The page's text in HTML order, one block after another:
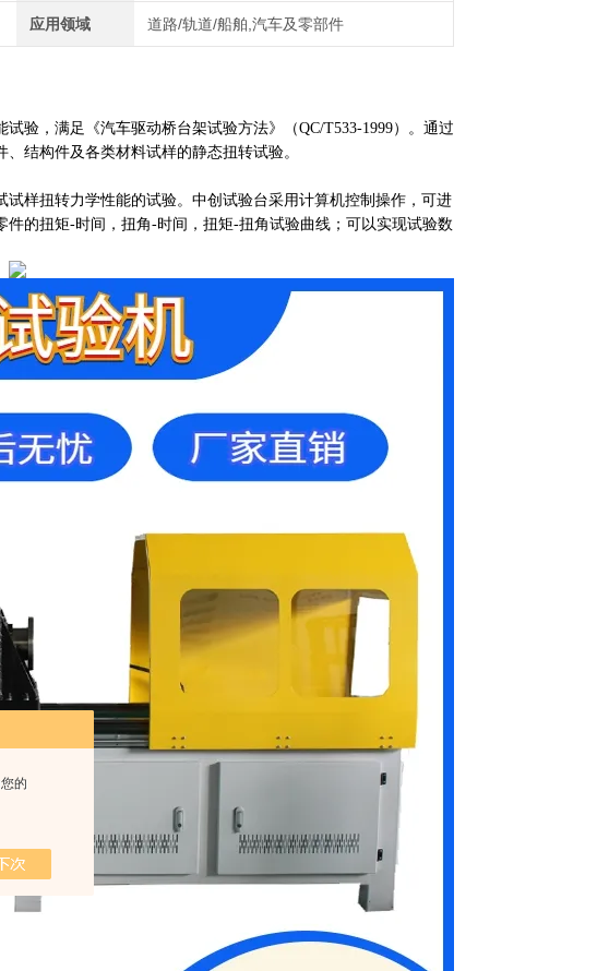
的
应用领域 道路/轨道/船舶,汽车及零部件
验，满足《汽车驱动桥台架试验方法》（QC/T533-1999）。通过
结构件及各类材料试样的静态扭转试验。
样扭转力学性能的试验。中创试验台采用计算机控制操作，可进
的扭矩-时间，扭角-时间，扭矩-扭角试验曲线；可以实现试验数